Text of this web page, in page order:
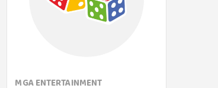
MGA ENTERTAINMENT